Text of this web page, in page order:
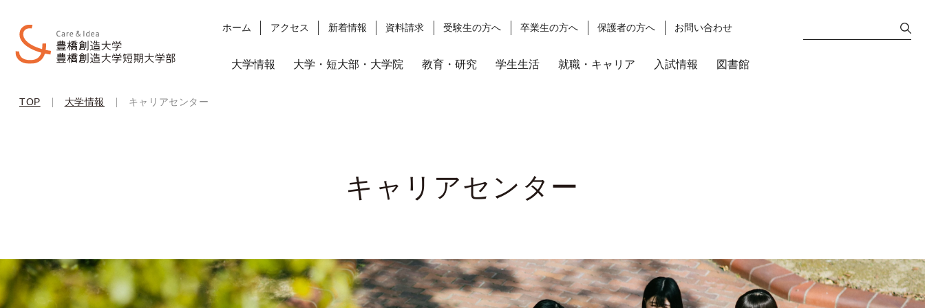
大学情報 大学・短大部・大学院 教育・研究 学生生活 就職・キャリア 入試情報 図書館
ホーム アクセス 新着情報 資料請求 受験生の方へ 卒業生の方へ 保護者の方へ お問い合わせ
TOP | 大学情報 | キャリアセンター
キャリアセンター